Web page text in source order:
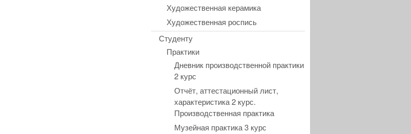
Художественная керамика
Художественная роспись
Студенту
Практики
Дневник производственной практики
2 курс
Отчёт, аттестационный лист,
характеристика 2 курс.
Производственная практика
Музейная практика 3 курс